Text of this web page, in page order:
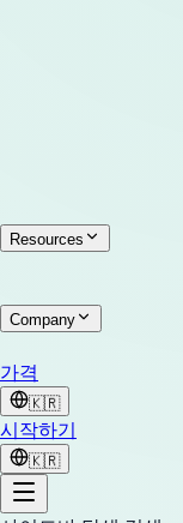
Resources
Company
가격
🇰🇷
시작하기
🇰🇷